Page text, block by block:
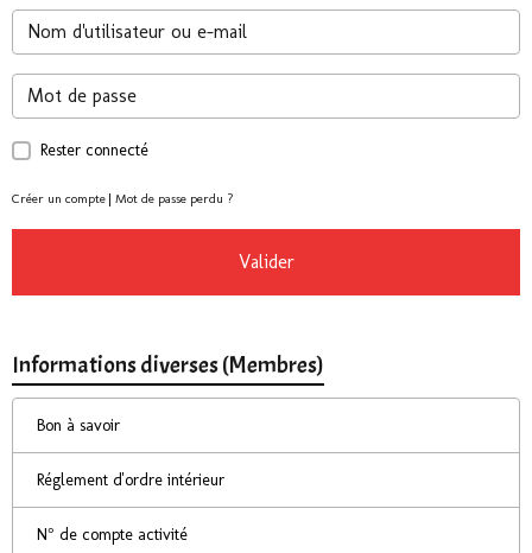
Rester connecté
Créer un compte | Mot de passe perdu ?
Valider
Informations diverses (Membres)
Bon à savoir
Réglement d'ordre intérieur
N° de compte activité